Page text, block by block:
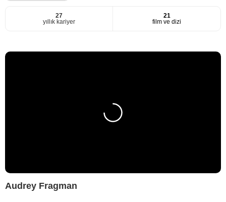
27
yıllık kariyer
21
film ve dizi
Audrey Fragman